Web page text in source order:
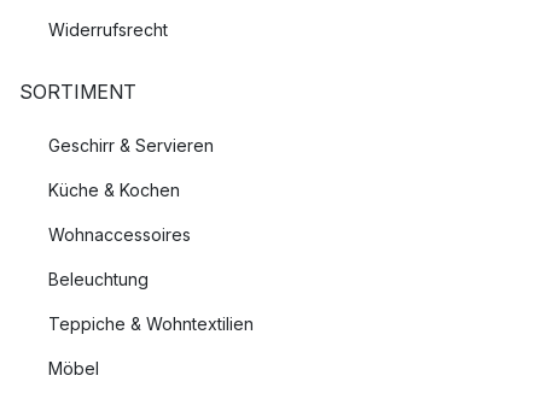
Widerrufsrecht
SORTIMENT
Geschirr & Servieren
Küche & Kochen
Wohnaccessoires
Beleuchtung
Teppiche & Wohntextilien
Möbel